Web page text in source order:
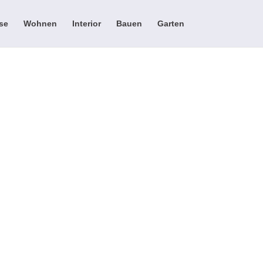
Wohnen Interior Bauen Garten